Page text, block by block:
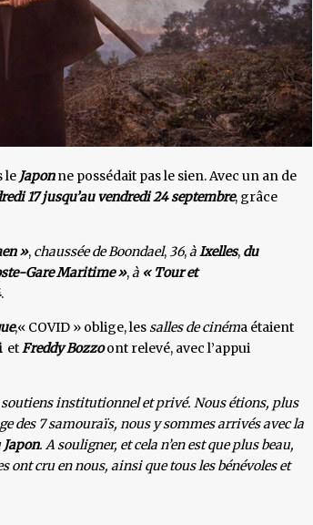
le Japonne possédait pas le sien. Avec un an de
17 jusqu’au vendredi 24 septembre, grâce
», chaussée de Boondael, 36,àIxelles, du
Gare Maritime »,à « Tour et
.
,« COVID » oblige, lessalles de cinéma étaient
etFreddy Bozzoont relevé, avec l’appui
soutiens institutionnel et privé. Nous étions, plus
des 7 samouraïs, nous y sommes arrivés avec la
Japon. A souligner, et cela n’en est que plus beau,
cru en nous, ainsi que tous les bénévoles et